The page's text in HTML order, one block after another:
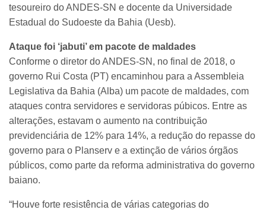
tesoureiro do ANDES-SN e docente da Universidade
Estadual do Sudoeste da Bahia (Uesb).
Ataque foi ‘jabuti’ em pacote de maldades
Conforme o diretor do ANDES-SN, no final de 2018, o
governo Rui Costa (PT) encaminhou para a Assembleia
Legislativa da Bahia (Alba) um pacote de maldades, com
ataques contra servidores e servidoras púbicos. Entre as
alterações, estavam o aumento na contribuição
previdenciária de 12% para 14%, a redução do repasse do
governo para o Planserv e a extinção de vários órgãos
públicos, como parte da reforma administrativa do governo
baiano.
“Houve forte resistência de várias categorias do